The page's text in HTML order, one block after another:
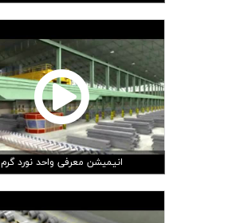
انیمیشن معرفی واحد نورد گرم